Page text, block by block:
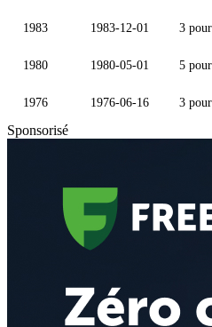
1983 1983-12-01 3
1980 1980-05-01 5
1976 1976-06-16 3
Sponsorisé